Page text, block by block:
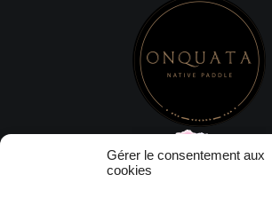
Gérer le consentement aux
cookies